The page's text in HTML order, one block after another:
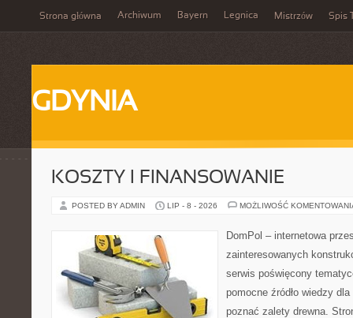
Strona główna Archiwum Bayern Legnica Mistrzów Spis
GDYNIA
KOSZTY I FINANSOWANIE
POSTED BY ADMIN LIP - 8 - 2026 MOŻLIWOŚĆ
DomPol – internetowa
zainteresowanych
serwis poświęcony
pomocne źródło wiedzy
poznać zalety drewna.